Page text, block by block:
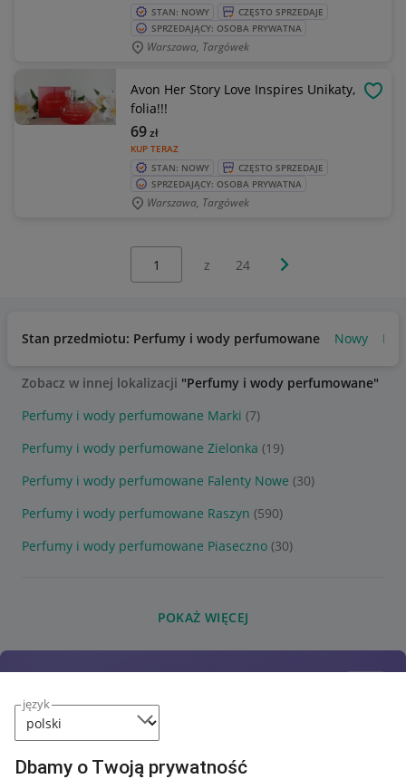
język
Dbamy o Twoją prywatność
STAN: NOWY
CZĘSTO SPRZEDAJE
SPRZEDAJĄCY: OSOBA PRYWATNA
Warszawa, Targówek
Avon Her Story Love Inspires Unikaty,
folia!!!
KUP TERAZ
69zł
STAN: NOWY
CZĘSTO SPRZEDAJE
SPRZEDAJĄCY: OSOBA PRYWATNA
Warszawa, Targówek
z 24 Następna strona
Stan przedmiotu: Perfumy i wody perfumowane Nowy
Zobacz w innej lokalizacji "Perfumy i wody perfumowane"
Perfumy i wody perfumowane Marki (7)
Perfumy i wody perfumowane Zielonka (19)
Perfumy i wody perfumowane Falenty Nowe (30)
Perfumy i wody perfumowane Raszyn (590)
Perfumy i wody perfumowane Piaseczno (30)
POKAŻ WIĘCEJ